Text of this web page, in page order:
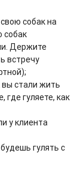
собак на
собак
Держите
встречу
вы стали жить
где гуляете, как
у клиента
гулять с